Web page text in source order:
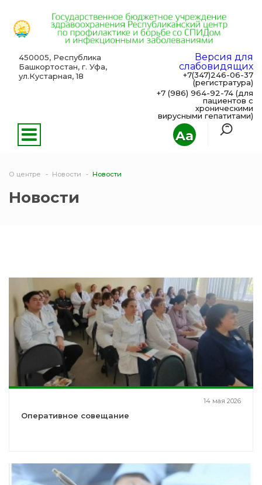
Aa
450005, Республика
Башкортостан, г. Уфа,
ул.Кустарная, 18
Версия для
слабовидящих
+7(347)246-06-37
(регистратура)
+7 (986) 964-92-74 (для
пациентов с
хроническими
вирусными гепатитами)
О центре Новости Новости
Новости
14 мая 2026
Оперативное совещание